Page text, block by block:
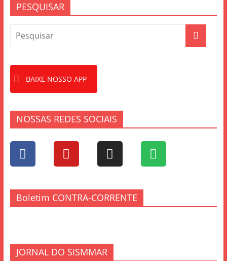
PESQUISAR
BAIXE NOSSO APP
NOSSAS REDES SOCIAIS
Boletim CONTRA-CORRENTE
JORNAL DO SISMMAR